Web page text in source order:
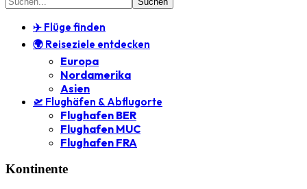
✈️ Flüge finden
🌍 Reiseziele entdecken
Europa
Nordamerika
Asien
🛫 Flughäfen & Abflugorte
Flughafen BER
Flughafen MUC
Flughafen FRA
Kontinente